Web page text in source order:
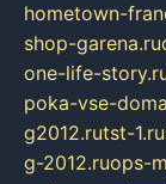
hometown-
shop-garena.ru
one-life-
poka-vse-
g2012.rutst-1.ru
g-2012.ruops-